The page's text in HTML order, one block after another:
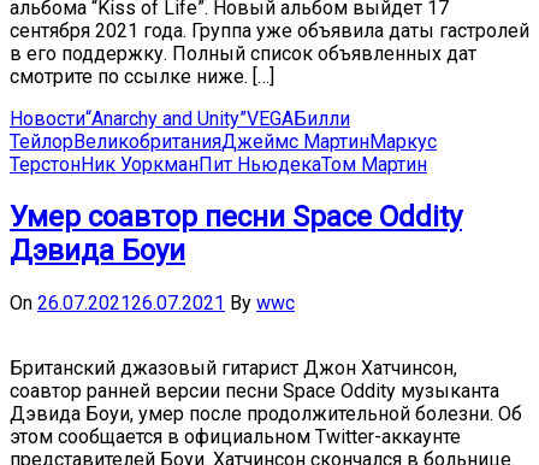
альбома “Kiss of Life”. Новый альбом выйдет 17
сентября 2021 года. Группа уже объявила даты гастролей
в его поддержку. Полный список объявленных дат
смотрите по ссылке ниже. […]
Новости“Anarchy and Unity”VEGAБилли
ТейлорВеликобританияДжеймс МартинМаркус
ТерстонНик УоркманПит НьюдекаТом Мартин
Умер соавтор песни Space Oddity
Дэвида Боуи
On 26.07.202126.07.2021 By wwc
Британский джазовый гитарист Джон Хатчинсон,
соавтор ранней версии песни Space Oddity музыканта
Дэвида Боуи, умер после продолжительной болезни. Об
этом сообщается в официальном Twitter-аккаунте
представителей Боуи. Хатчинсон скончался в больнице.